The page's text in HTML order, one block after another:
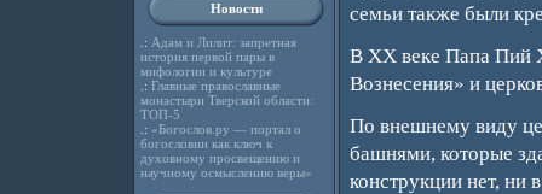
Новости
.: Адам и Лилит: запретная
история первой пары в
мифологии и культуре
.: Главные православные
монастыри Тверской области:
ТОП-5
.: «Богослов.ру — портал о
богословии как ключ к
духовному просвещению и
научному осмыслению веры»
семьи также были
В XX веке Папа Пий
Вознесения» и
По внешнему виду
башнями, которые
конструкции нет, ни